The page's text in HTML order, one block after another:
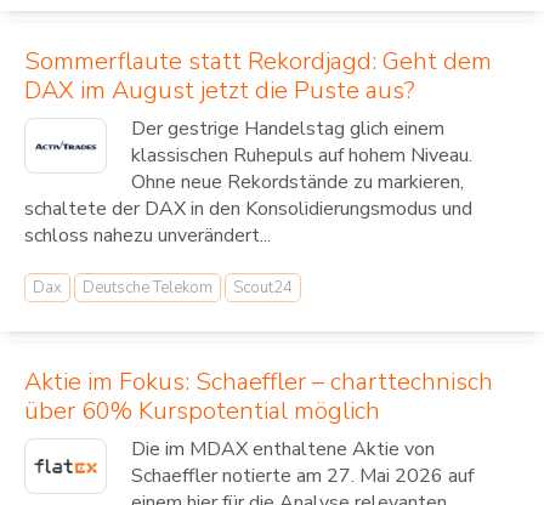
Sommerflaute statt Rekordjagd: Geht dem
DAX im August jetzt die Puste aus?
Der gestrige Handelstag glich einem
klassischen Ruhepuls auf hohem Niveau.
Ohne neue Rekordstände zu markieren,
schaltete der DAX in den Konsolidierungsmodus und
schloss nahezu unverändert...
Dax Deutsche Telekom Scout24
Aktie im Fokus: Schaeffler – charttechnisch
über 60% Kurspotential möglich
Die im MDAX enthaltene Aktie von
Schaeffler notierte am 27. Mai 2026 auf